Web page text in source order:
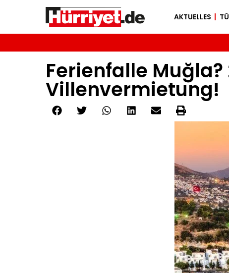
AKTUELLES
Ferienfalle
Villenvermietung!